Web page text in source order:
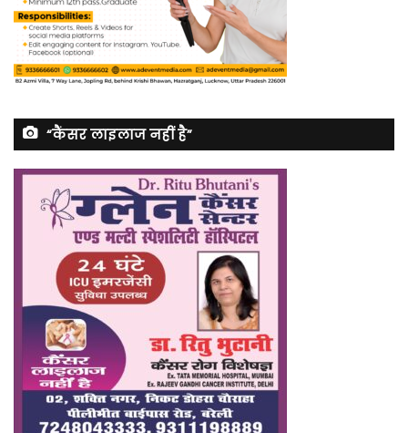
“कैंसर लाइलाज नहीं है”